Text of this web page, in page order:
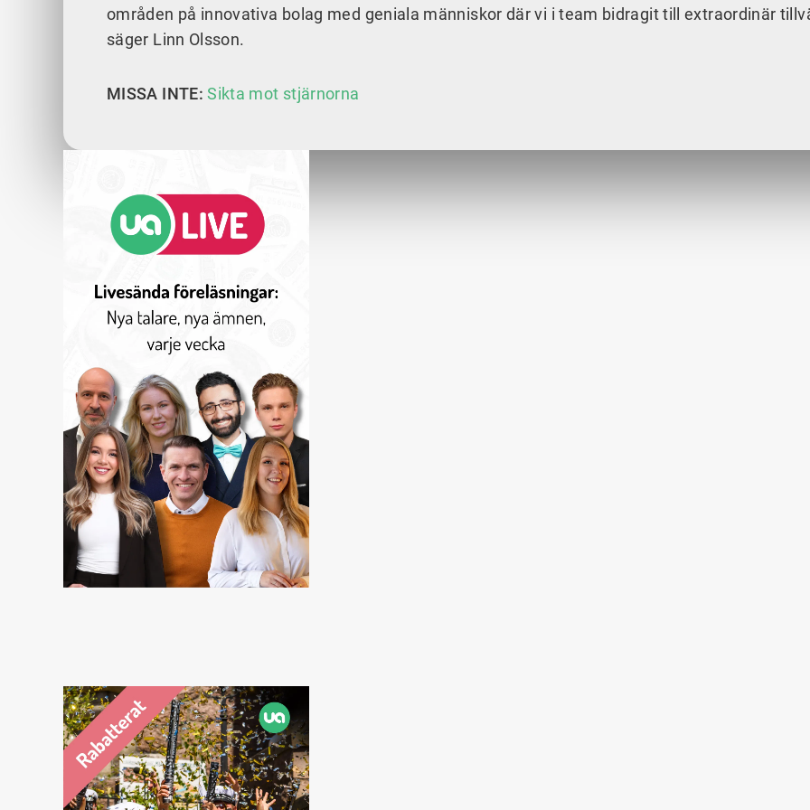
områden på innovativa bolag med geniala människor där vi i team bidragit till extraordinär
säger Linn Olsson.
MISSA INTE:Sikta mot stjärnorna